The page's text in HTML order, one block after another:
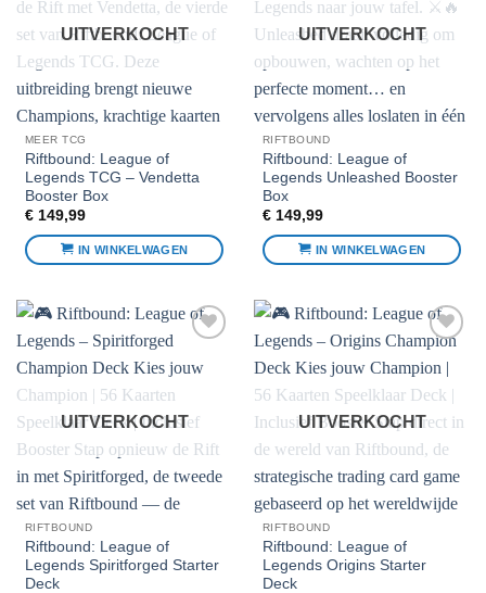
UITVERKOCHT
MEER TCG
Riftbound: League of
Legends TCG – Vendetta
Booster Box
€149,99
IN WINKELWAGEN
UITVERKOCHT
RIFTBOUND
Riftbound: League of
Legends Unleashed Booster
Box
€149,99
IN WINKELWAGEN
aan
UITVERKOCHT
RIFTBOUND
Riftbound: League of
Legends Spiritforged Starter
Deck
aan
UITVERKOCHT
RIFTBOUND
Riftbound: League of
Legends Origins Starter
Deck